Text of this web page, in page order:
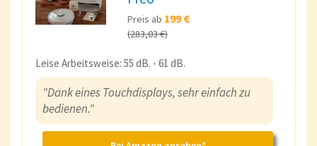
Preis ab 199 €
(283,03 €)
Leise Arbeitsweise: 55 dB. - 61 dB.
"Dank eines Touchdisplays, sehr einfach zu
bedienen."